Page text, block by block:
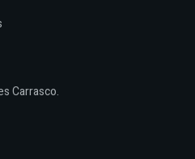
Carrasco.